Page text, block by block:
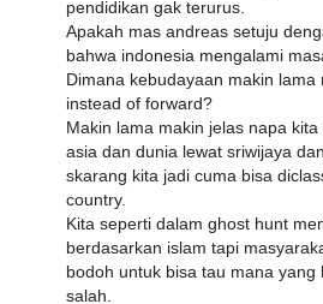
pendidikan gak terurus.
Apakah mas andreas setuju
bahwa indonesia mengalami
Dimana kebudayaan makin lama
instead of forward?
Makin lama makin jelas napa
asia dan dunia lewat sriwijaya
skarang kita jadi cuma bisa
country.
Kita seperti dalam ghost hunt
berdasarkan islam tapi
bodoh untuk bisa tau mana yang
salah.